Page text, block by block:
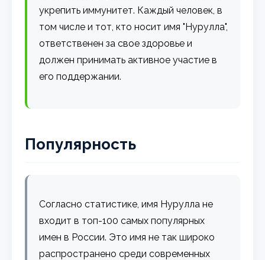
укрепить иммунитет. Каждый человек, в
том числе и тот, кто носит имя "Нурулла",
ответственен за свое здоровье и
должен принимать активное участие в
его поддержании.
Популярность
Согласно статистике, имя Нурулла не
входит в топ-100 самых популярных
имен в России. Это имя не так широко
распространено среди современных